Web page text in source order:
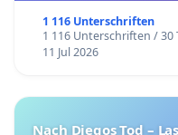
1 116 Unterschriften
1 116 Unterschriften / 30
11 Jul 2026
Nach Diegos Tod –